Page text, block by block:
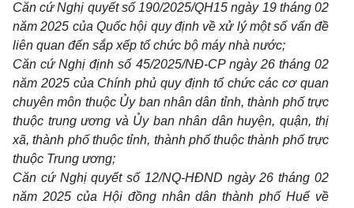
Căn cứ Nghị quyết số 190/2025/QH15 ngày 19 tháng 02
năm 2025 của Quốc hội quy định về xử lý một số vấn đề
liên quan đến sắp xếp tổ chức bộ máy nhà nước;
Căn cứ Nghị định số 45/2025/NĐ-CP ngày 26 tháng 02
năm 2025 của Chính phủ quy định tổ chức các cơ quan
chuyên môn thuộc Ủy ban nhân dân tỉnh, thành phố trực
thuộc trung ương và Ủy ban nhân dân huyện, quận, thị
xã, thành phố thuộc tỉnh, thành phố thuộc thành phố trực
thuộc Trung ương;
Căn cứ Nghị quyết số 12/NQ-HĐND ngày 26 tháng 02
năm 2025 của Hội đồng nhân dân thành phố Huế về